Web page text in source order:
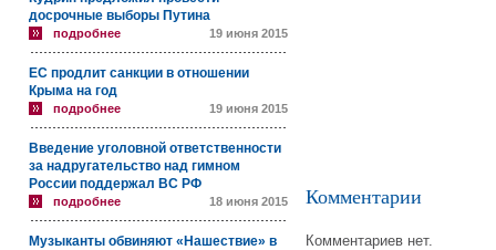
досрочные выборы Путина
подробнее 19 июня 2015
ЕС продлит санкции в отношении
Крыма на год
подробнее 19 июня 2015
Введение уголовной ответственности
за надругательство над гимном
России поддержал ВС РФ
подробнее 18 июня 2015
Музыканты обвиняют «Нашествие» в
Комментарии
Комментариев нет.